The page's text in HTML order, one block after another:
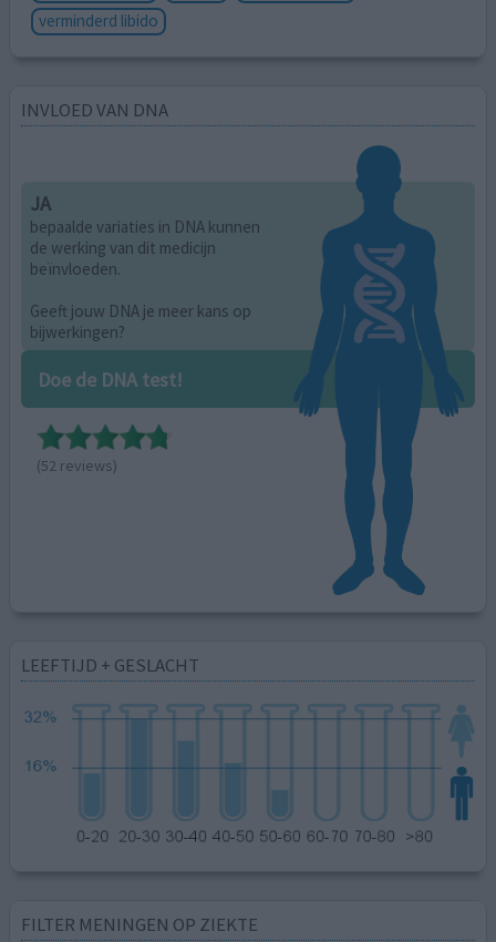
verminderd libido
INVLOED VAN DNA
JA
bepaalde variaties in DNA kunnen
de werking van dit medicijn
beïnvloeden.
Geeft jouw DNA je meer kans op
bijwerkingen?
Doe de DNA test!
(52 reviews)
LEEFTIJD + GESLACHT
FILTER MENINGEN OP ZIEKTE